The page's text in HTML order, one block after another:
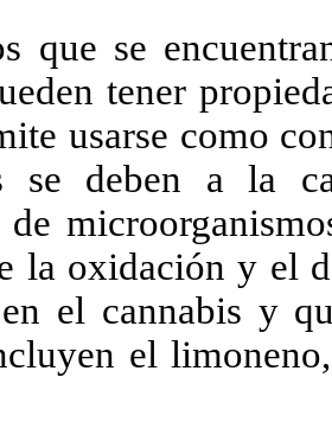
que se
tener
usarse como
se deben a la
de
la oxidación y el
el cannabis y
el